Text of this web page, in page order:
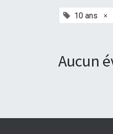
10 ans ×
Aucun